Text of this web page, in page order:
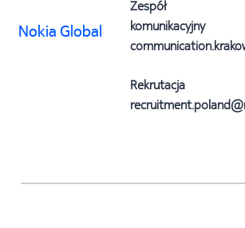
Nokia Global
Zespół
komunikacyjny
Rekrutacja